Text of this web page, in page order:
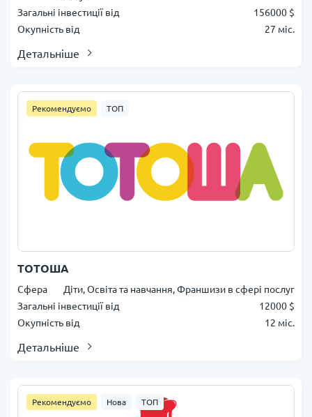
Загальні інвестиції від
156000 $
Окупність від
27 міс.
Детальніше
Рекомендуємо ТОП
ТОТОША
Сфера
Діти, Освіта та навчання, Франшизи в сфері послуг
Загальні інвестиції від
12000 $
Окупність від
12 міс.
Детальніше
Рекомендуємо Нова ТОП